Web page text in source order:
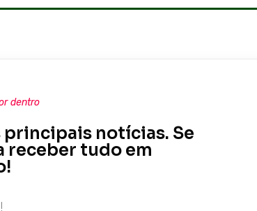
dentro
principais notícias. Se
receber tudo em